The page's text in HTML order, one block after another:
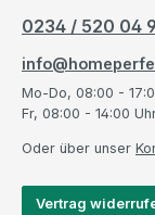
0234 / 520 04
Mo-Do, 08:00 -
Fr, 08:00 - 14:00
Oder über unser
Vertrag